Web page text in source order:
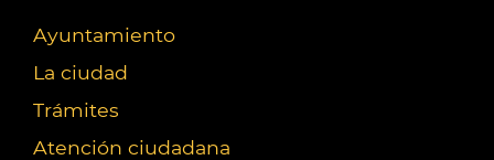
Ayuntamiento
La ciudad
Trámites
Atención ciudadana